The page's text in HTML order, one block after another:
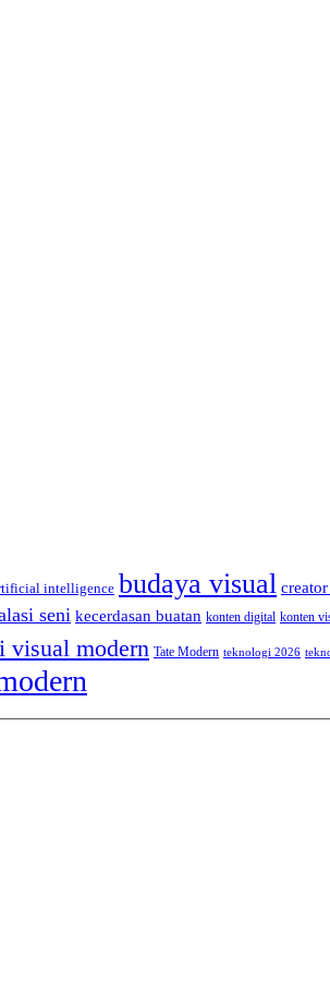
intelligence budaya visual
seni kecerdasan buatan konten digital konten
visual modern Tate Modern teknologi 2026